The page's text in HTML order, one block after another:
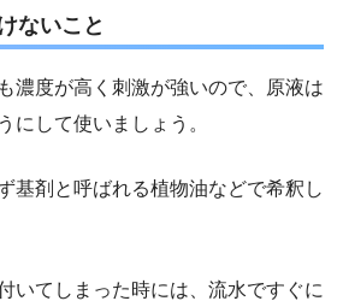
ないこと
濃度が高く刺激が強いので、原液は
にして使いましょう。
基剤と呼ばれる植物油などで希釈し
いてしまった時には、流水ですぐに